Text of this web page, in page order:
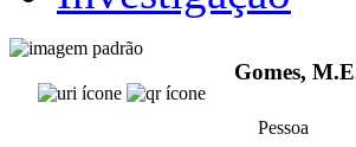
Gomes,
Pessoa